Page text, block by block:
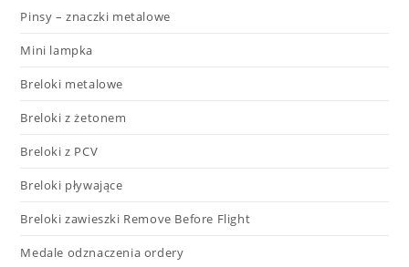
Pinsy – znaczki metalowe
Mini lampka
Breloki metalowe
Breloki z żetonem
Breloki z PCV
Breloki pływające
Breloki zawieszki Remove Before Flight
Medale odznaczenia ordery